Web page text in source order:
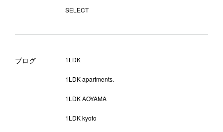
SELECT
ブログ 1LDK
1LDK apartments.
1LDK AOYAMA
1LDK kyoto